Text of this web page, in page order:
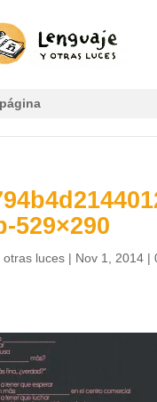
529×290
otras luces| Nov 1, 2014|